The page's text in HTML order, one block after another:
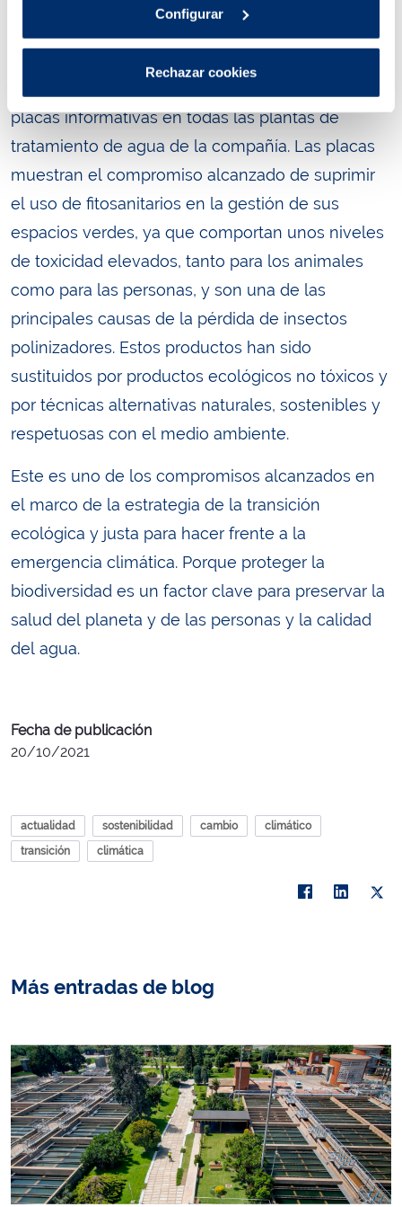
Configurar
Rechazar cookies
placas informativas en todas las plantas de
tratamiento de agua de la compañía. Las placas
muestran el compromiso alcanzado de suprimir
el uso de fitosanitarios en la gestión de sus
espacios verdes, ya que comportan unos niveles
de toxicidad elevados, tanto para los animales
como para las personas, y son una de las
principales causas de la pérdida de insectos
polinizadores. Estos productos han sido
sustituidos por productos ecológicos no tóxicos y
por técnicas alternativas naturales, sostenibles y
respetuosas con el medio ambiente.
Este es uno de los compromisos alcanzados en
el marco de la estrategia de la transición
ecológica y justa para hacer frente a la
emergencia climática. Porque proteger la
biodiversidad es un factor clave para preservar la
salud del planeta y de las personas y la calidad
del agua.
Fecha de publicación
20/10/2021
actualidad sostenibilidad cambio
climático
transición
climática
Más entradas de blog